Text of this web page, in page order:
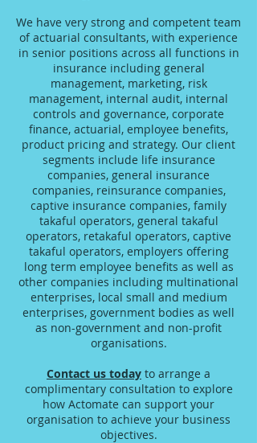
We have very strong and competent team
of actuarial consultants, with experience
in senior positions across all functions in
insurance including general
management, marketing, risk
management, internal audit, internal
controls and governance, corporate
finance, actuarial, employee benefits,
product pricing and strategy. Our client
segments include life insurance
companies, general insurance
companies, reinsurance companies,
captive insurance companies, family
takaful operators, general takaful
operators, retakaful operators, captive
takaful operators, employers offering
long term employee benefits as well as
other companies including multinational
enterprises, local small and medium
enterprises, government bodies as well
as non-government and non-profit
organisations.
Contact us today to arrange a
complimentary consultation to explore
how Actomate can support your
organisation to achieve your business
objectives.